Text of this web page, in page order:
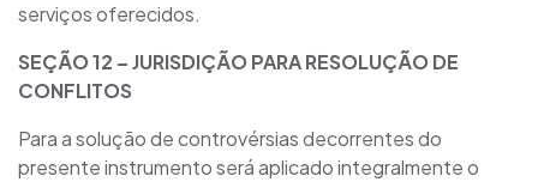
serviços oferecidos.
SEÇÃO 12 – JURISDIÇÃO PARA RESOLUÇÃO DE
CONFLITOS
Para a solução de controvérsias decorrentes do
presente instrumento será aplicado integralmente o